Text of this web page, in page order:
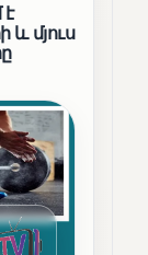
և մյուս